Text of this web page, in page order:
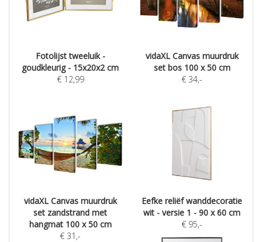
Fotolijst tweeluik -
goudkleurig - 15x20x2 cm
€ 12,99
vidaXL Canvas muurdruk
set bos 100 x 50 cm
€ 34,-
vidaXL Canvas muurdruk
set zandstrand met
hangmat 100 x 50 cm
€ 31 ,-
Eefke reliëf wanddecoratie
wit - versie 1 - 90 x 60 cm
€ 95,-